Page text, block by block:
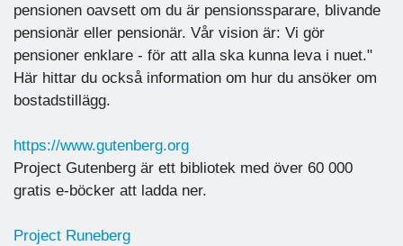
pensionen oavsett om du är pensionssparare, blivande
pensionär eller pensionär. Vår vision är: Vi gör
pensioner enklare - för att alla ska kunna leva i nuet."
Här hittar du också information om hur du ansöker om
bostadstillägg.
https://www.gutenberg.org
Project Gutenberg är ett bibliotek med över 60 000
gratis e-böcker att ladda ner.
Project Runeberg